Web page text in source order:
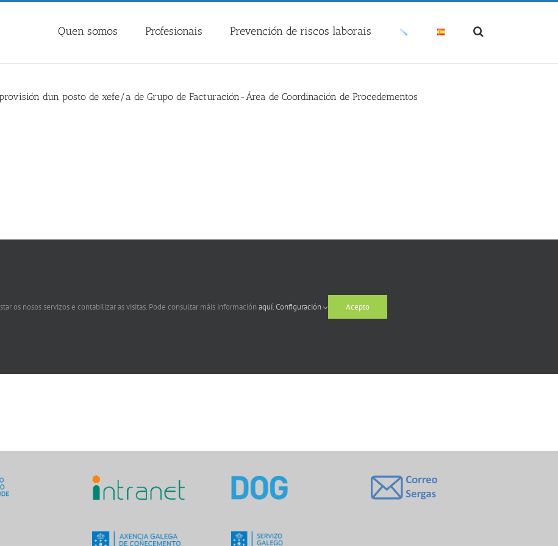
Quen somos Profesionais Prevención de riscos laborais
dun posto de xefe/a de Grupo de Facturación-Área de Coordinación de Procedementos
os nosos servizos e contabilizar as visitas. Pode consultar máis información aquí.Configuración Acepto